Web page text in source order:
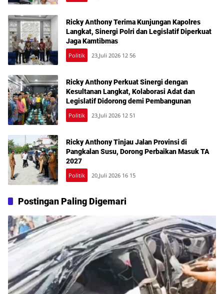
Ricky Anthony Terima Kunjungan Kapolres
Langkat, Sinergi Polri dan Legislatif Diperkuat
Jaga Kamtibmas
Politik 23,Juli 2026 12 56
Ricky Anthony Perkuat Sinergi dengan
Kesultanan Langkat, Kolaborasi Adat dan
Legislatif Didorong demi Pembangunan
Politik 23,Juli 2026 12 51
Ricky Anthony Tinjau Jalan Provinsi di
Pangkalan Susu, Dorong Perbaikan Masuk TA
2027
Politik 20,Juli 2026 16 15
Postingan Paling Digemari